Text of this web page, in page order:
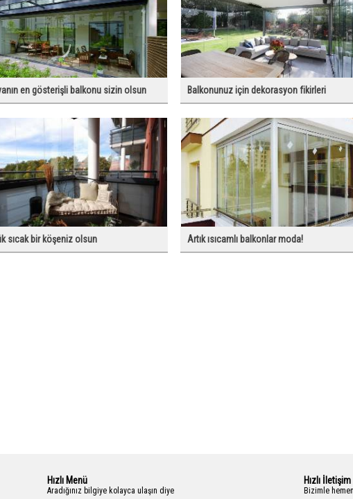
en gösterişli balkonu sizin olsun Balkonunuz için dekorasyon fikirleri
sıcak bir köşeniz olsun Artık ısıcamlı balkonlar moda!
Hızlı Menü
Aradığınız bilgiye kolayca ulaşın diye
Hızlı İletişim
Bizimle